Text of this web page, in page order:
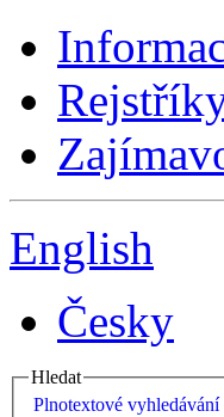
English
Česky
Hledat
Plnotextové vyhledávání